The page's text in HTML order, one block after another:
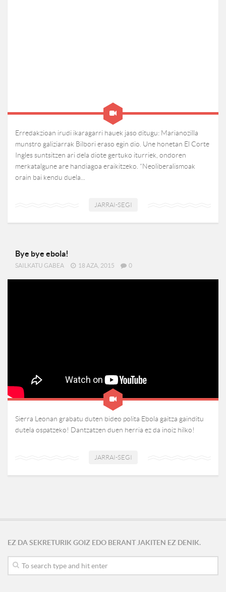
Erredakzioan irudi ikaragarri hauek jaso ditugu: Marianozilla
munstro galiziarrak Bilbori eraso egin dio. Une honetan El Corte
Ingles suntsitzen ari dela diote gertuko iturriek, ondoren
merkatalgune are handiagoa eraikitzeko. “Neoliberalismoak
orain bai kendu duela...
JARRAI-SEGI
Bye bye ebola!
SAILKATU GABEA 18 AZA, 2015 0
Sierra Leonan grabatu duten bideo polita Ebola gaitza gainditu
dutela ospatzeko! Dantzatzen duen herria ez da inoiz hilko!
JARRAI-SEGI
EZ DA SEKRETURIK GOIZ EDO BERANT JAKITEN EZ DENIK.